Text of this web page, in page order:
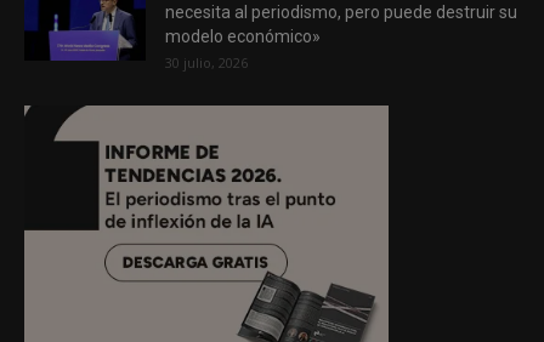
necesita al periodismo, pero puede destruir su
modelo económico»
30 julio, 2026